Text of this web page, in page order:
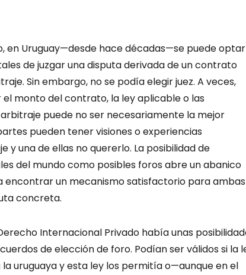
en Uruguay—desde hace décadas—se puede optar
de juzgar una disputa derivada de un contrato
Sin embargo, no se podía elegir juez. A veces,
monto del contrato, la ley aplicable o las
puede no ser necesariamente la mejor
pueden tener visiones o experiencias
y una de ellas no quererlo. La posibilidad de
del mundo como posibles foros abre un abanico
encontrar un mecanismo satisfactorio para ambas
concreta.
Internacional Privado había unas
de elección de foro. Podían ser válidos si la
uruguaya y esta ley los permitía o—aunque en el